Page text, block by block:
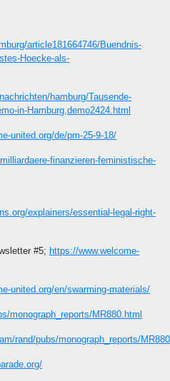
article181664746/Buendnis-
Hoecke-als-
hamburg/Tausende-
in-Hamburg,demo2424.html
united.org/de/pm-25-9-18/
finanzieren-feministische-
explainers/essential-legal-right-
#5; https://www.welcome-
united.org/en/swarming-materials/
monograph_reports/MR880.html
rand/pubs/monograph_reports/